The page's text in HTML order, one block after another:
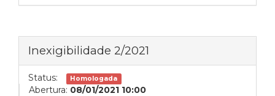
Inexigibilidade 2/2021
Status: Homologada
Abertura: 08/01/2021 10:00